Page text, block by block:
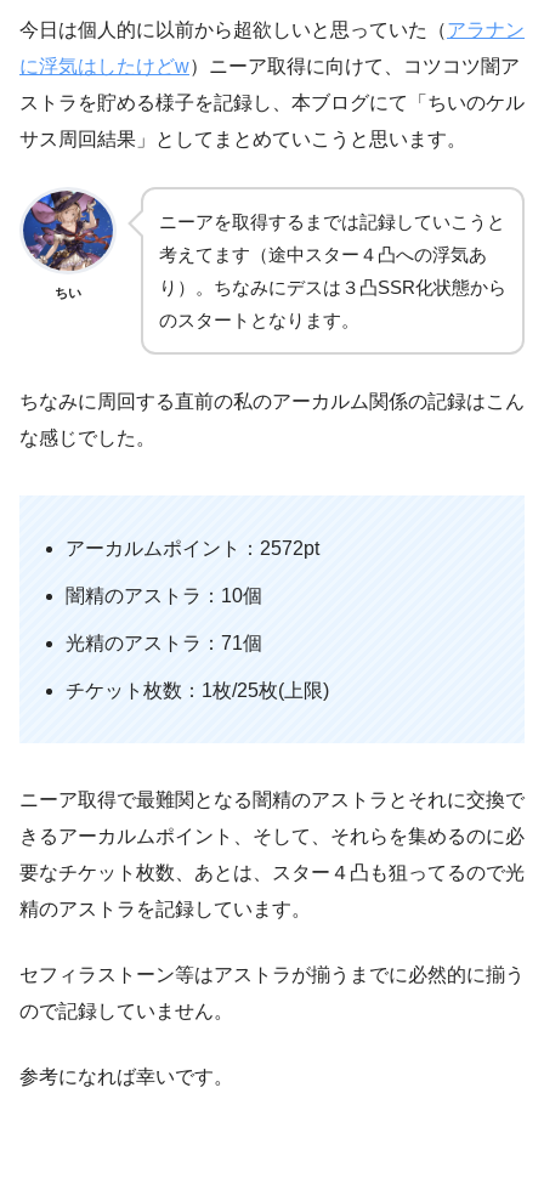
今日は個人的に以前から超欲しいと思っていた（アラナン
に浮気はしたけどw）ニーア取得に向けて、コツコツ闇ア
ストラを貯める様子を記録し、本ブログにて「ちいのケル
サス周回結果」としてまとめていこうと思います。
ちい
ニーアを取得するまでは記録していこうと
考えてます（途中スター４凸への浮気あ
り）。ちなみにデスは３凸SSR化状態から
のスタートとなります。
ちなみに周回する直前の私のアーカルム関係の記録はこん
な感じでした。
アーカルムポイント：2572pt
闇精のアストラ：10個
光精のアストラ：71個
チケット枚数：1枚/25枚(上限)
ニーア取得で最難関となる闇精のアストラとそれに交換で
きるアーカルムポイント、そして、それらを集めるのに必
要なチケット枚数、あとは、スター４凸も狙ってるので光
精のアストラを記録しています。
セフィラストーン等はアストラが揃うまでに必然的に揃う
ので記録していません。
参考になれば幸いです。